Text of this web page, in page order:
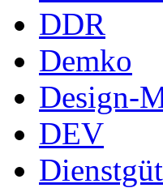
DDR
Demko
Design-
DEV